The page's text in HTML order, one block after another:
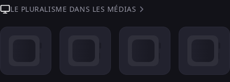
LE PLURALISME DANS LES MÉDIAS